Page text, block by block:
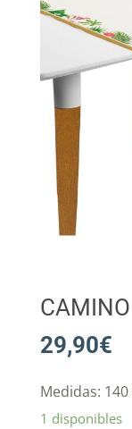
29,90€
Medidas:
1 disponibles